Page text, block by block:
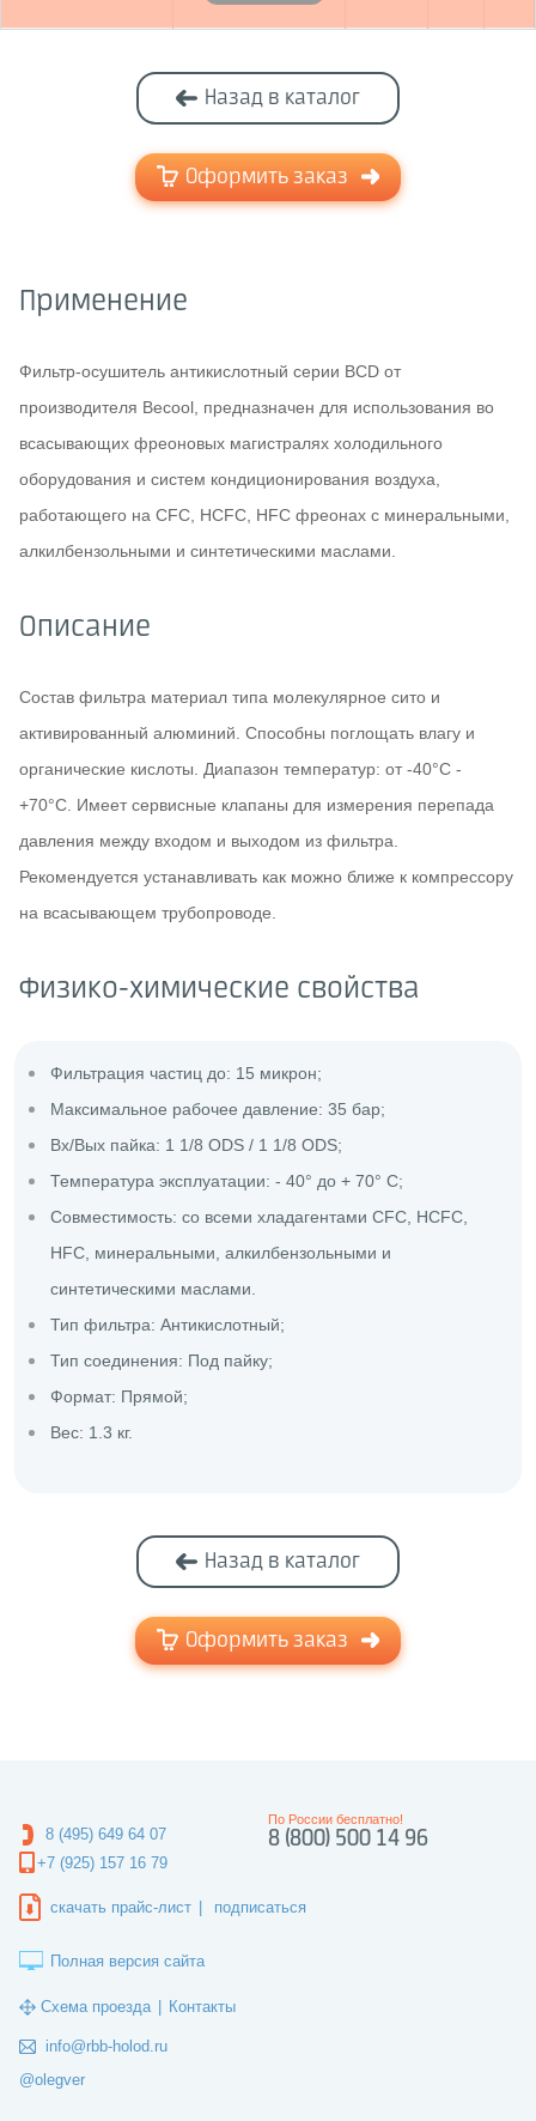
Назад в каталог
Оформить заказ
Применение
Фильтр-осушитель антикислотный серии BCD от
производителя Becool, предназначен для использования во
всасывающих фреоновых магистралях холодильного
оборудования и систем кондиционирования воздуха,
работающего на CFC, HCFC, HFC фреонах c минеральными,
алкилбензольными и синтетическими маслами.
Описание
Состав фильтра материал типа молекулярное сито и
активированный алюминий. Способны поглощать влагу и
органические кислоты. Диапазон температур: от -40°C -
+70°C. Имеет сервисные клапаны для измерения перепада
давления между входом и выходом из фильтра.
Рекомендуется устанавливать как можно ближе к компрессору
на всасывающем трубопроводе.
Физико-химические свойства
Фильтрация частиц до: 15 микрон;
Максимальное рабочее давление: 35 бар;
Вх/Вых пайка: 1 1/8 ODS / 1 1/8 ODS;
Температура эксплуатации: - 40° до + 70° С;
Совместимость: со всеми хладагентами CFC, HCFC,
HFC, минеральными, алкилбензольными и
синтетическими маслами.
Тип фильтра: Антикислотный;
Тип соединения: Под пайку;
Формат: Прямой;
Вес: 1.3 кг.
Назад в каталог
Оформить заказ
8 (495) 649 64 07
+7 (925) 157 16 79
8 (800) 500 14 96
По России бесплатно!
скачать прайс-лист подписаться
Полная версия сайта
Схема проезда Контакты
info@rbb-holod.ru
@olegver